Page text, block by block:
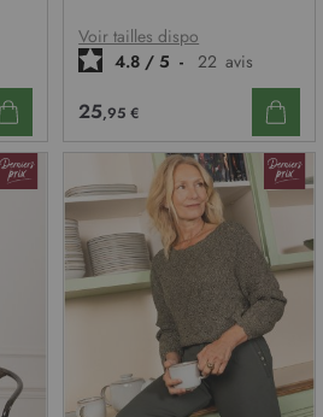
D’ENVIEVoir tailles dispo
4.8 / 5 - 22 avis
25,95 €